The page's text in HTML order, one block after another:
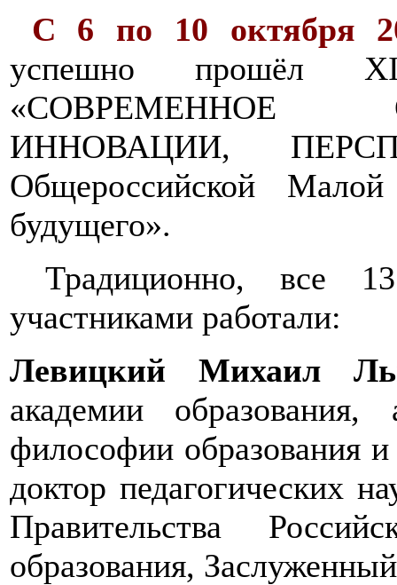
С 6 по 10 октября
успешно прошёл
«СОВРЕМЕННОЕ
ИННОВАЦИИ,
Общероссийской
будущего».
Традиционно, все
участниками работали:
Левицкий Михаил
академии образования,
философии образования
доктор педагогических
Правительства
образования,